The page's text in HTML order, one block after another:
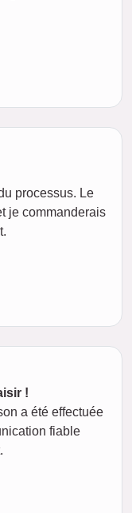
processus. Le
je commanderais
!
a été effectuée
fiable